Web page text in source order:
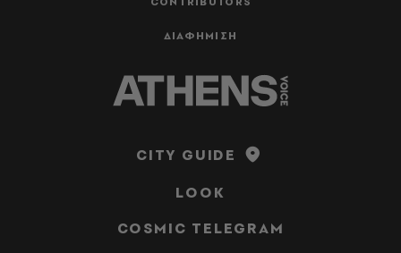
ΔΙΑΦΗΜΙΣΗ
CITY GUIDE
LOOK
COSMIC TELEGRAM